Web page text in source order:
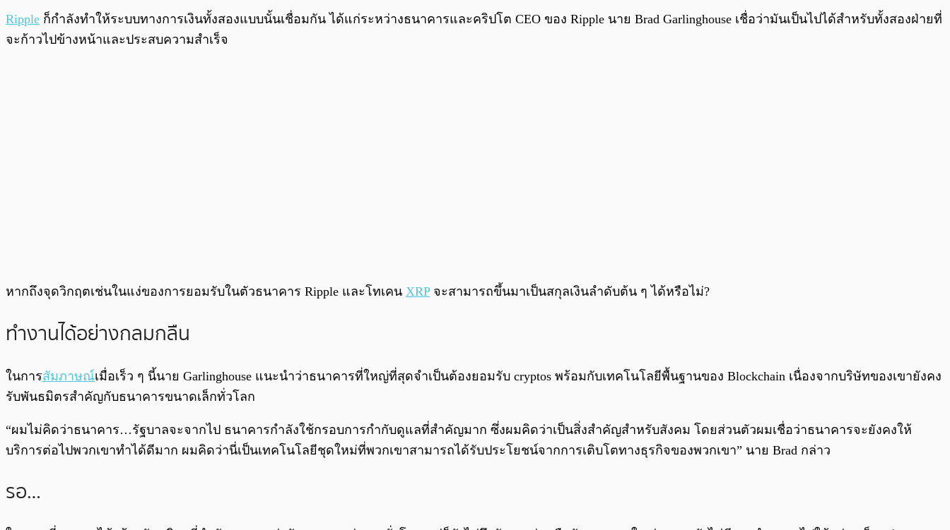
Ripple ก็กำลังทำให้ระบบทางการเงินทั้งสองแบบนั้นเชื่อมกัน ได้แก่ระหว่างธนาคารและคริปโต CEO ของ Ripple นาย Brad Garlinghouse เชื่อว่ามันเป็นไปได้สำหรับทั้งสองฝ่ายที่
จะก้าวไปข้างหน้าและประสบความสำเร็จ
หากถึงจุดวิกฤตเช่นในแง่ของการยอมรับในตัวธนาคาร Ripple และโทเคน XRPจะสามารถขึ้นมาเป็นสกุลเงินลำดับต้น ๆ ได้หรือไม่?
ทำงานได้อย่างกลมกลืน
ในการสัมภาษณ์เมื่อเร็ว ๆ นี้นาย Garlinghouse แนะนำว่าธนาคารที่ใหญ่ที่สุดจำเป็นต้องยอมรับ cryptos พร้อมกับเทคโนโลยีพื้นฐานของ Blockchain เนื่องจากบริษัทของเขายังคง
รับพันธมิตรสำคัญกับธนาคารขนาดเล็กทั่วโลก
“ผมไม่คิดว่าธนาคาร…รัฐบาลจะจากไป ธนาคารกำลังใช้กรอบการกำกับดูแลที่สำคัญมาก ซึ่งผมคิดว่าเป็นสิ่งสำคัญสำหรับสังคม โดยส่วนตัวผมเชื่อว่าธนาคารจะยังคงให้
บริการต่อไปพวกเขาทำได้ดีมาก ผมคิดว่านี่เป็นเทคโนโลยีชุดใหม่ที่พวกเขาสามารถได้รับประโยชน์จากการเติบโตทางธุรกิจของพวกเขา” นาย Brad กล่าว
รอ…